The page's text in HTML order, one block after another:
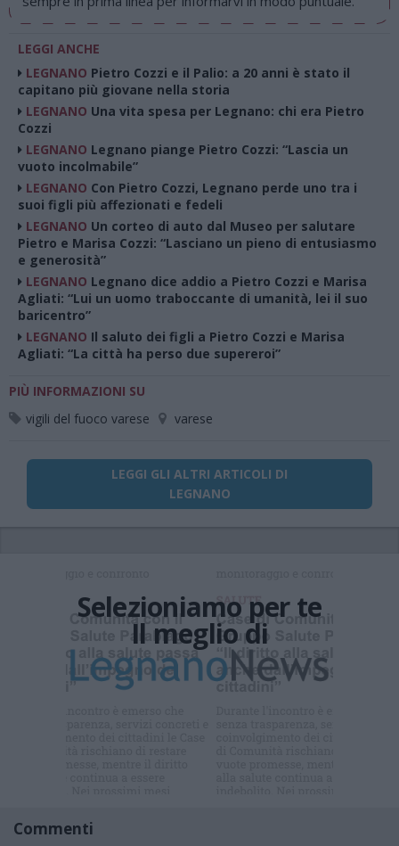
LEGGI ANCHE
LEGNANO Pietro Cozzi e il Palio: a 20 anni è stato il
capitano più giovane nella storia
LEGNANO Una vita spesa per Legnano: chi era Pietro
Cozzi
LEGNANO Legnano piange Pietro Cozzi: “Lascia un
vuoto incolmabile”
LEGNANO Con Pietro Cozzi, Legnano perde uno tra i
suoi figli più affezionati e fedeli
LEGNANO Un corteo di auto dal Museo per salutare
Pietro e Marisa Cozzi: “Lasciano un pieno di entusiasmo
e generosità”
LEGNANO Legnano dice addio a Pietro Cozzi e Marisa
Agliati: “Lui un uomo traboccante di umanità, lei il suo
baricentro”
LEGNANO Il saluto dei figli a Pietro Cozzi e Marisa
Agliati: “La città ha perso due supereroi”
PIÙ INFORMAZIONI SU
vigili del fuoco varese
varese
LEGGI GLI ALTRI ARTICOLI DI
LEGNANO
Selezioniamo per te
Il meglio di
Commenti